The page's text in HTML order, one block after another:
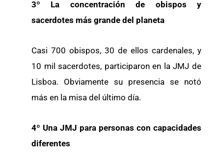
3º La concentración de obispos y
sacerdotes más grande del planeta
Casi 700 obispos, 30 de ellos cardenales, y
10 mil sacerdotes, participaron en la JMJ de
Lisboa. Obviamente su presencia se notó
más en la misa del último día.
4º Una JMJ para personas con capacidades
diferentes